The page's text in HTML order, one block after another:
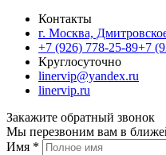
Контакты
г. Москва,
+7 (926) 778-25-89+7
Круглосуточно
linervip@yandex.ru
linervip.ru
Закажите обратный звонок
Мы перезвоним вам в
Имя *